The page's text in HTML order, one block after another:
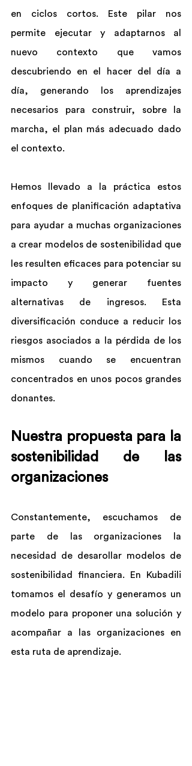
en ciclos cortos. Este pilar nos
permite ejecutar y adaptarnos al
nuevo contexto que vamos
descubriendo en el hacer del día a
día, generando los aprendizajes
necesarios para construir, sobre la
marcha, el plan más adecuado dado
el contexto.
Hemos llevado a la práctica estos
enfoques de planificación adaptativa
para ayudar a muchas organizaciones
a crear modelos de sostenibilidad que
les resulten eficaces para potenciar su
impacto y generar fuentes
alternativas de ingresos. Esta
diversificación conduce a reducir los
riesgos asociados a la pérdida de los
mismos cuando se encuentran
concentrados en unos pocos grandes
donantes.
Nuestra propuesta para la
sostenibilidad de las
organizaciones
Constantemente, escuchamos de
parte de las organizaciones la
necesidad de desarollar modelos de
sostenibilidad financiera. En Kubadili
tomamos el desafío y generamos un
modelo para proponer una solución y
acompañar a las organizaciones en
esta ruta de aprendizaje.